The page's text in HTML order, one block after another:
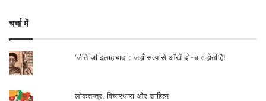
चर्चा में
‘जीते जी इलाहाबाद’ : जहाँ सत्य से आँखें दो-चार होती हैं!
लोकतन्त्र, विचारधारा और साहित्य